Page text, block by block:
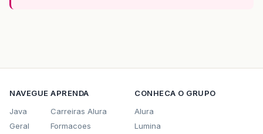
NAVEGUE
Java
Geral
APRENDA
Carreiras Alura
Formacoes
CONHECA O GRUPO
Alura
Lumina